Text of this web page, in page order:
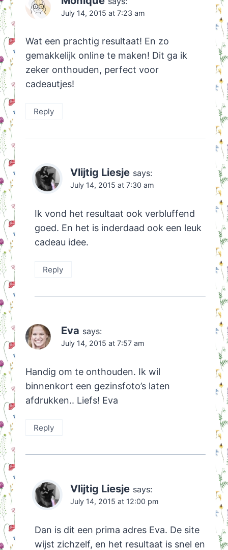
July 14, 2015 at 7:23 am
Wat een prachtig resultaat! En zo
gemakkelijk online te maken! Dit ga ik
zeker onthouden, perfect voor
cadeautjes!
Reply
Vlijtig Liesje says:
July 14, 2015 at 7:30 am
Ik vond het resultaat ook verbluffend
goed. En het is inderdaad ook een leuk
cadeau idee.
Reply
Eva says:
July 14, 2015 at 7:57 am
Handig om te onthouden. Ik wil
binnenkort een gezinsfoto’s laten
afdrukken.. Liefs! Eva
Reply
Vlijtig Liesje says:
July 14, 2015 at 12:00 pm
Dan is dit een prima adres Eva. De site
wijst zichzelf, en het resultaat is snel en